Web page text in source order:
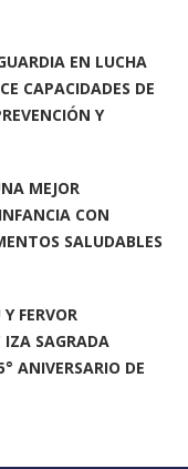
EN LUCHA
CAPACIDADES DE
Y
MEJOR
CON
SALUDABLES
FERVOR
IZA SAGRADA
ANIVERSARIO DE